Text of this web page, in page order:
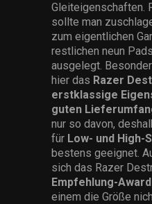
Gleiteigenschaften.
sollte man
zum eigentlichen
restlichen neun
ausgelegt.
hier das Razer
erstklassige
guten
nur so davon,
für Low- und High-
bestens geeignet.
sich das Razer
Empfehlung-Award
einem die Größe